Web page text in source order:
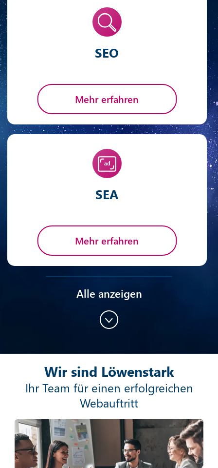
SEO
Mehr erfahren
SEA
Mehr erfahren
Mehr erfahren
Alle anzeigen
Wir sind Löwenstark
Ihr Team für einen erfolgreichen
Webauftritt